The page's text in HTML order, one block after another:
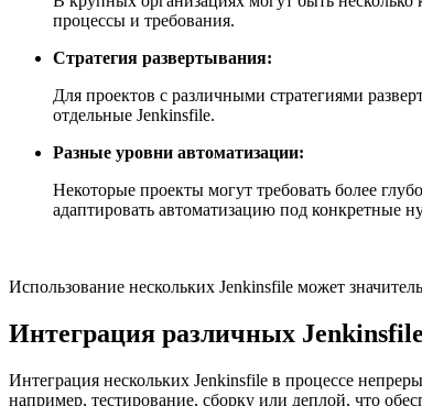
процессы и требования.
Стратегия развертывания:
Для проектов с различными стратегиями
отдельные Jenkinsfile.
Разные уровни автоматизации:
Некоторые проекты могут требовать более
адаптировать автоматизацию под конкретные
Использование нескольких Jenkinsfile может
Интеграция различных
Интеграция нескольких Jenkinsfile в процессе
например, тестирование, сборку или деплой, что